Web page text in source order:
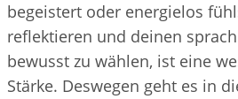
begeistert oder energielos
reflektieren und deinen
bewusst zu wählen, ist eine
Stärke. Deswegen geht es in